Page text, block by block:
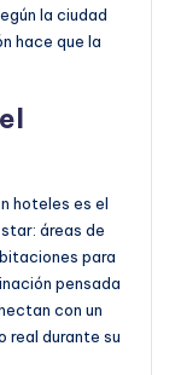
la ciudad
hace que la
hoteles es el
áreas de
para
pensada
con un
real durante su